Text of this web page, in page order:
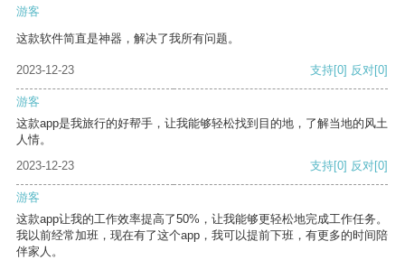
游客
这款软件简直是神器，解决了我所有问题。
2023-12-23 支持[0] 反对[0]
游客
这款app是我旅行的好帮手，让我能够轻松找到目的地，了解当地的风土
人情。
2023-12-23
支持[0] 反对[0]
游客
这款app让我的工作效率提高了50%，让我能够更轻松地完成工作任务。
我以前经常加班，现在有了这个app，我可以提前下班，有更多的时间陪
伴家人。